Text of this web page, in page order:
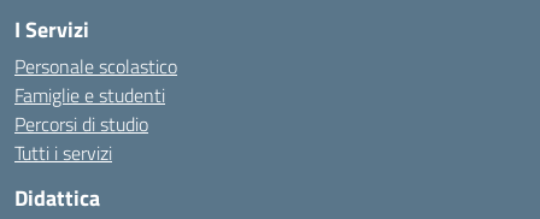
I Servizi
Personale scolastico
Famiglie e studenti
Percorsi di studio
Tutti i servizi
Didattica